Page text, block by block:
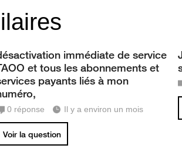
immédiate de service
et tous les abonnements et
payants liés à mon
0 réponse Il y a environ un mois
Voir la question